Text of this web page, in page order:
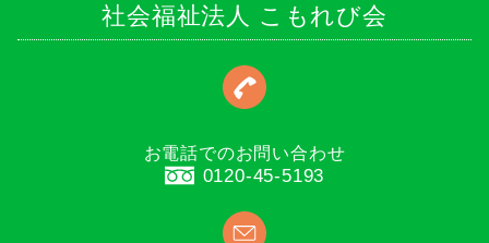
社会福祉法人 こもれび会
お電話でのお問い合わせ
0120-45-5193